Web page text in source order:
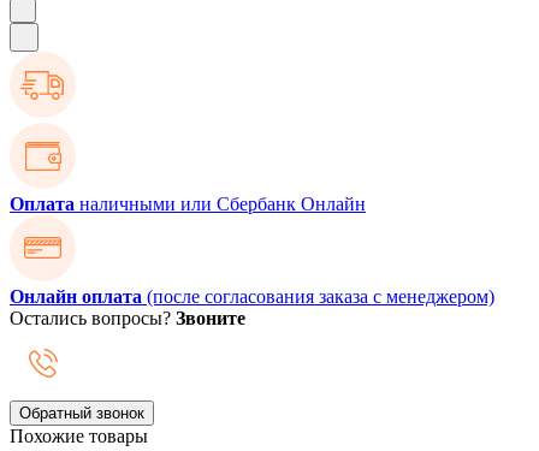
Оплата наличными или Сбербанк Онлайн
Онлайн оплата (после согласования заказа с менеджером)
Остались вопросы? Звоните
Обратный звонок
Похожие товары